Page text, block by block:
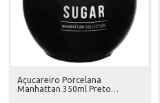
Açucareiro Porcelana
Manhattan 350ml Preto